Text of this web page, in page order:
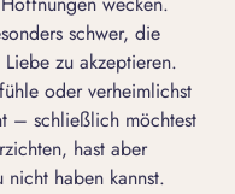
schwer, die
Liebe zu akzeptieren.
oder verheimlichst
– schließlich möchtest
hast aber
haben kannst.